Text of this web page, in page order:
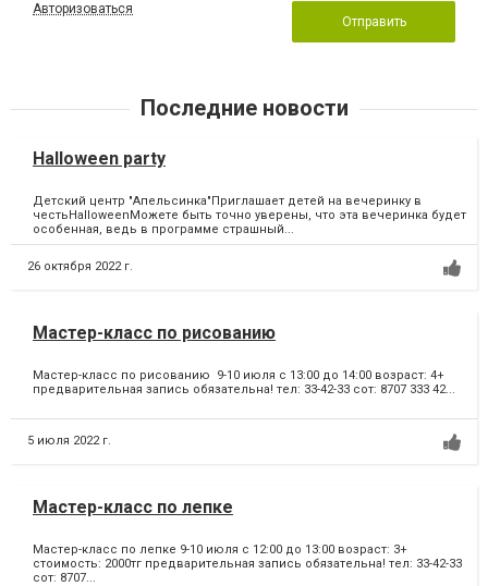
Авторизоваться
Отправить
Последние новости
Halloween party
Детский центр "Апельсинка"Приглашает детей на вечеринку в
честьHalloweenМожете быть точно уверены, что эта вечеринка будет
особенная, ведь в программе страшный...
26 октября 2022 г.
Мастер-класс по рисованию
Мастер-класс по рисованию 9-10 июля с 13:00 до 14:00 возраст: 4+
предварительная запись обязательна! тел: 33-42-33 сот: 8707 333 42...
5 июля 2022 г.
Мастер-класс по лепке
Мастер-класс по лепке 9-10 июля с 12:00 до 13:00 возраст: 3+
стоимость: 2000тг предварительная запись обязательна! тел: 33-42-33
сот: 8707...